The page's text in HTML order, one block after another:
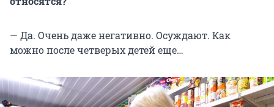
— Да. Очень даже негативно. Осуждают. Как
можно после четверых детей еще…